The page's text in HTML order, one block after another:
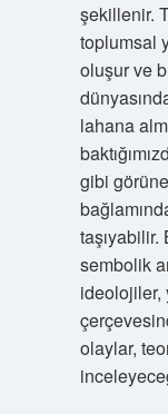
şekillenir.
toplumsal
oluşur ve
lahana
gibi
taşıyabilir.
sembolik
ideolojiler,
olaylar,